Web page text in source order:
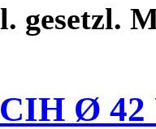
gesetzl.
Ø 42